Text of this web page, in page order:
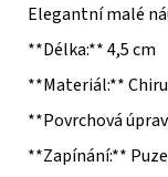
Elegantní malé
**Délka:** 4,5 cm
**Materiál:**
**Povrchová
**Zapínání:**